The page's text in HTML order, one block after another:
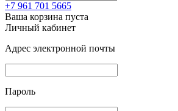
+7 961 701 5665
Ваша корзина пуста
Личный кабинет
Адрес электронной почты
Пароль